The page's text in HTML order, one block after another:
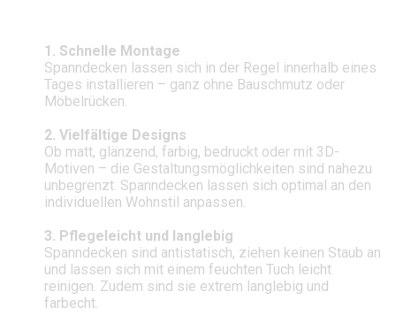
1. Schnelle Montage
Spanndecken lassen sich in der Regel innerhalb eines
Tages installieren – ganz ohne Bauschmutz oder
Möbelrücken.
2. Vielfältige Designs
Ob matt, glänzend, farbig, bedruckt oder mit 3D-
Motiven – die Gestaltungsmöglichkeiten sind nahezu
unbegrenzt. Spanndecken lassen sich optimal an den
individuellen Wohnstil anpassen.
3. Pflegeleicht und langlebig
Spanndecken sind antistatisch, ziehen keinen Staub an
und lassen sich mit einem feuchten Tuch leicht
reinigen. Zudem sind sie extrem langlebig und
farbecht.